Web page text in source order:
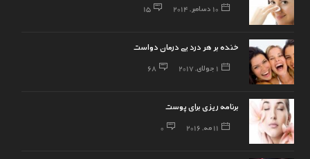
10 دسامبر, 2014 15
خنده بر هر درد بی درمان دواست
1 جولای, 2017 68
برنامه ریزی برای پوست
11 مه, 2016 0